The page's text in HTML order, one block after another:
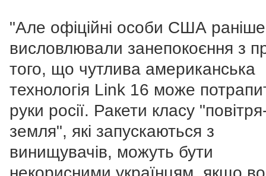
"Але офіційні особи США раніше
висловлювали занепокоєння з
того, що чутлива американська
технологія Link 16 може
руки росії. Ракети класу
земля", які запускаються з
винищувачів, можуть бути